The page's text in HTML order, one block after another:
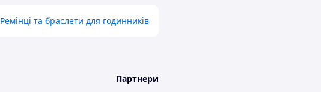
Ремінці та браслети для годинників
Партнери